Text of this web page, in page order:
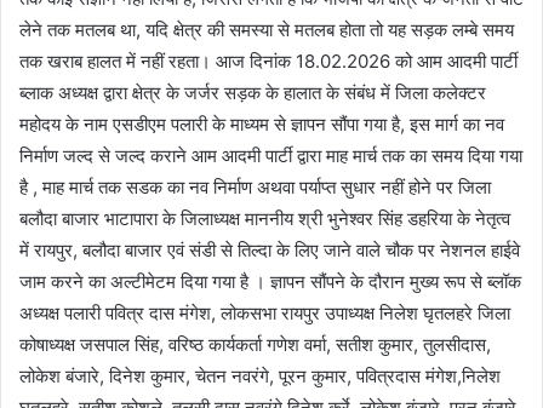
लेने तक मतलब था, यदि क्षेत्र की समस्या से मतलब होता तो यह सड़क लम्बे समय
तक खराब हालत में नहीं रहता। आज दिनांक 18.02.2026 को आम आदमी पार्टी
ब्लाक अध्यक्ष द्वारा क्षेत्र के जर्जर सड़क के हालात के संबंध में जिला कलेक्टर
महोदय के नाम एसडीएम पलारी के माध्यम से ज्ञापन सौंपा गया है, इस मार्ग का नव
निर्माण जल्द से जल्द कराने आम आदमी पार्टी द्वारा माह मार्च तक का समय दिया गया
है , माह मार्च तक सडक का नव निर्माण अथवा पर्याप्त सुधार नहीं होने पर जिला
बलौदा बाजार भाटापारा के जिलाध्यक्ष माननीय श्री भुनेश्वर सिंह डहरिया के नेतृत्व
में रायपुर, बलौदा बाजार एवं संडी से तिल्दा के लिए जाने वाले चौक पर नेशनल हाईवे
जाम करने का अल्टीमेटम दिया गया है । ज्ञापन सौंपने के दौरान मुख्य रूप से ब्लॉक
अध्यक्ष पलारी पवित्र दास मंगेश, लोकसभा रायपुर उपाध्यक्ष निलेश घृतलहरे जिला
कोषाध्यक्ष जसपाल सिंह, वरिष्ठ कार्यकर्ता गणेश वर्मा, सतीश कुमार, तुलसीदास,
लोकेश बंजारे, दिनेश कुमार, चेतन नवरंगे, पूरन कुमार, पवित्रदास मंगेश,निलेश